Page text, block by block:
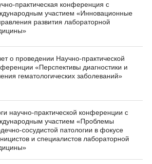
практическая конференция с
участием «Инновационные
развития лабораторной
о проведении Научно-практической
«Перспективы диагностики и
гематологических заболеваний»
научно-практической конференции с
участием «Проблемы
сосудистой патологии в фокусе
и специалистов лабораторной